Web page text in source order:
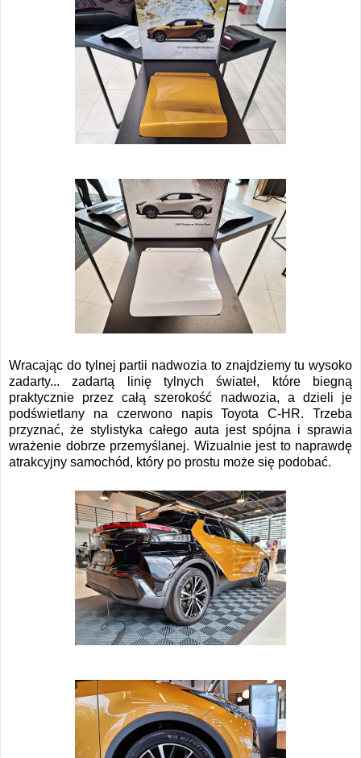
Wracając do tylnej partii nadwozia to znajdziemy tu wysoko
zadarty... zadartą linię tylnych świateł, które biegną
praktycznie przez całą szerokość nadwozia, a dzieli je
podświetlany na czerwono napis Toyota C-HR. Trzeba
przyznać, że stylistyka całego auta jest spójna i sprawia
wrażenie dobrze przemyślanej. Wizualnie jest to naprawdę
atrakcyjny samochód, który po prostu może się podobać.